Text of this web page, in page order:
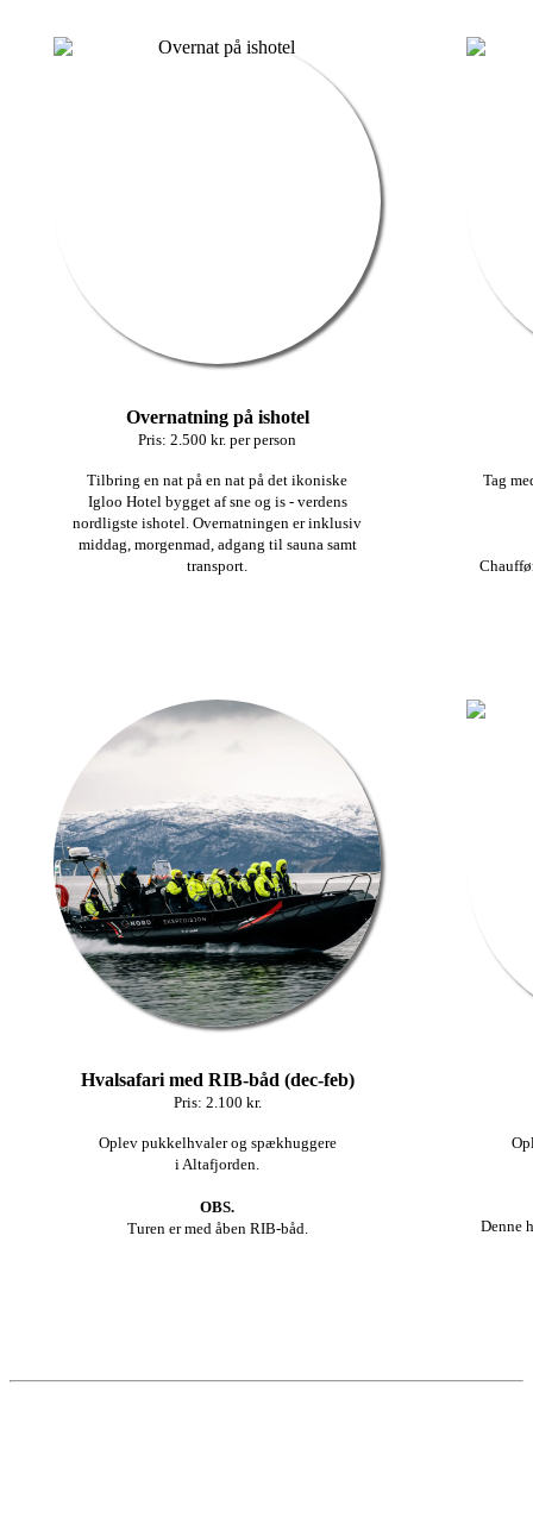
Overnatning på ishotel
Pris: 2.500 kr. per person
Tilbring en nat på en nat på det ikoniske
Igloo Hotel bygget af sne og is - verdens
nordligste ishotel. Overnatningen er inklusiv
middag, morgenmad, adgang til sauna samt
transport.
Tag
Hvalsafari med RIB-båd (dec-feb)
Pris: 2.100 kr.
Oplev pukkelhvaler og spækhuggere
i Altafjorden.
OBS.
Turen er med åben RIB-båd.
Denne